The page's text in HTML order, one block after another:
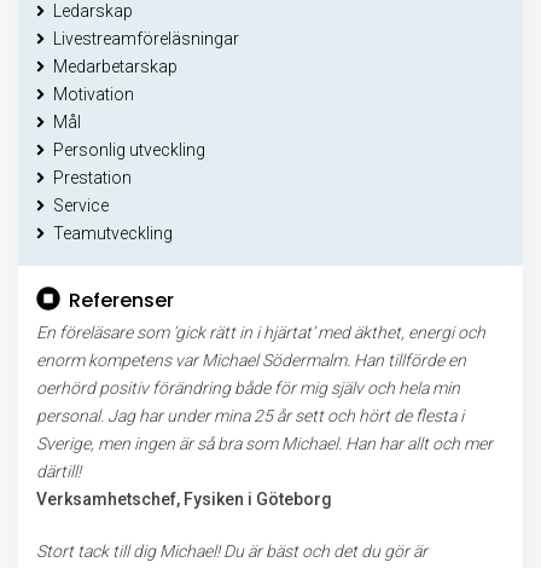
Ledarskap
Livestreamföreläsningar
Medarbetarskap
Motivation
Mål
Personlig utveckling
Prestation
Service
Teamutveckling
Referenser
En föreläsare som ’gick rätt in i hjärtat’ med äkthet, energi och
enorm kompetens var Michael Södermalm. Han tillförde en
oerhörd positiv förändring både för mig själv och hela min
personal. Jag har under mina 25 år sett och hört de flesta i
Sverige, men ingen är så bra som Michael. Han har allt och mer
därtill!
Verksamhetschef, Fysiken i Göteborg
Stort tack till dig Michael! Du är bäst och det du gör är